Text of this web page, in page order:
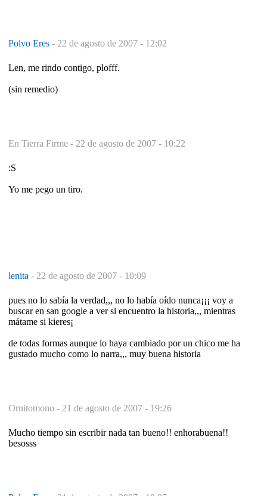
Polvo Eres - 22 de agosto de 2007 - 12:02
Len, me rindo contigo, plofff.
(sin remedio)
En Tierra Firme - 22 de agosto de 2007 - 10:22
:S
Yo me pego un tiro.
lenita - 22 de agosto de 2007 - 10:09
pues no lo sabía la verdad,,, no lo había oído nunca¡¡¡ voy a
buscar en san google a ver si encuentro la historia,,, mientras
mátame si kieres¡
de todas formas aunque lo haya cambiado por un chico me ha
gustado mucho como lo narra,,, muy buena historia
Ornitomono - 21 de agosto de 2007 - 19:26
Mucho tiempo sin escribir nada tan bueno!! enhorabuena!!
besosss